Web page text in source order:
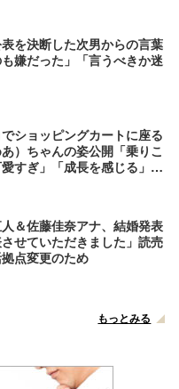
を決断した次男からの言葉
も嫌だった」「言うべきか迷
ショッピングカートに座る
）ちゃんの姿公開「乗りこ
すぎ」「成長を感じる」の
＆佐藤佳奈アナ、結婚発表
させていただきました」読売
点変更のため
もっとみる